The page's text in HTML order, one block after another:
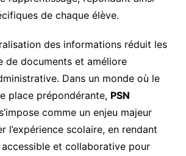
de chaque élève.
des informations réduit les
de documents et améliore
Dans un monde où le
place prépondérante, PSN
comme un enjeu majeur
l’expérience scolaire, en rendant
accessible et collaborative pour